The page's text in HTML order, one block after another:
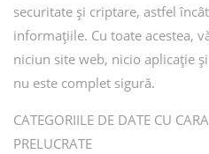
securitate și criptare, astfel
informațiile. Cu toate acestea,
niciun site web, nicio aplicație
nu este complet sigură.
CATEGORIILE DE DATE CU
PRELUCRATE